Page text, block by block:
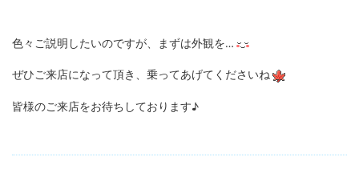
色々ご説明したいのですが、まずは外観を…
ぜひご来店になって頂き、乗ってあげてくださいね
皆様のご来店をお待ちしております♪